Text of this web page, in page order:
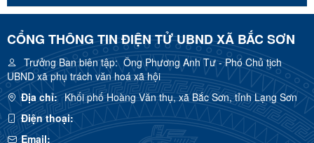
CỔNG THÔNG TIN ĐIỆN TỬ UBND XÃ BẮC SƠN
Trưởng Ban biên tập:Ông Phương Anh Tư - Phó Chủ tịch
UBND xã phụ trách văn hoá xã hội
Địa chỉ: Khối phố Hoàng Văn thụ, xã Bắc Sơn, tỉnh Lạng Sơn
Điện thoại:
Email: